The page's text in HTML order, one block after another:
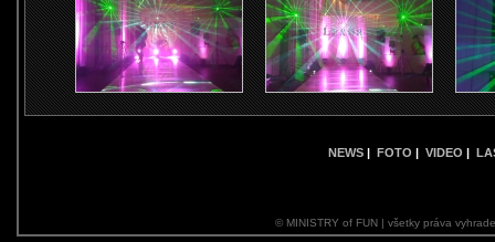
NEWS | FOTO | VIDEO |
© MINISTRY of FUN | všetky práva